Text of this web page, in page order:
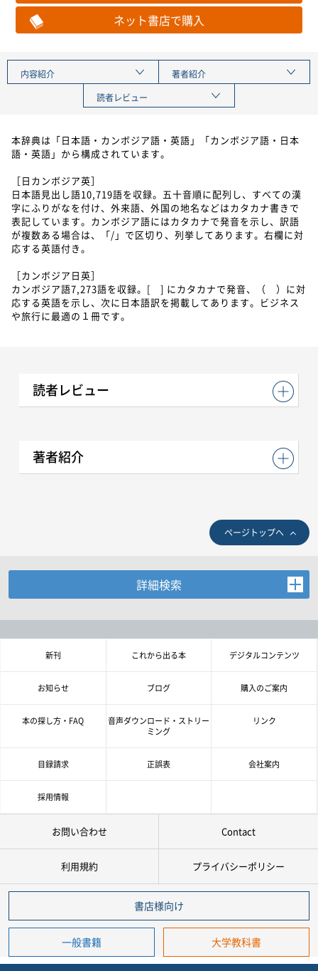
ネット書店で購入
内容紹介
著者紹介
読者レビュー
本辞典は「日本語・カンボジア語・英語」「カンボジア語・日本
語・英語」から構成されています。
［日カンボジア英］
日本語見出し語10,719語を収録。五十音順に配列し、すべての漢
字にふりがなを付け、外来語、外国の地名などはカタカナ書きで
表記しています。カンボジア語にはカタカナで発音を示し、訳語
が複数ある場合は、「/」で区切り、列挙してあります。右欄に対
応する英語付き。
［カンボジア日英］
カンボジア語7,273語を収録。[ ] にカタカナで発音、（ ）に対
応する英語を示し、次に日本語訳を掲載してあります。ビジネス
や旅行に最適の１冊です。
読者レビュー
著者紹介
ページトップへ
詳細検索
情報を入力、選択後検索ボタンを押してください。
言 語
ジャンル
シリーズ レベル
発行年月 年 月 ～
年
月
新刊 これから出る本 デジタルコンテンツ
お知らせ ブログ 購入のご案内
本の探し方・FAQ
音声ダウンロード・ストリー
ミング
リンク
目録請求 正誤表 会社案内
採用情報
お問い合わせ Contact
利用規約 プライバシーポリシー
書店様向け
一般書籍 大学教科書